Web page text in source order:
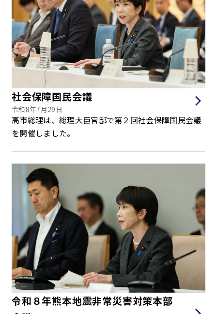
社会保障国民会議
令和8年7月29日
高市総理は、総理大臣官邸で第２回社会保障国民会議
を開催しました。
令和８年熊本地震非常災害対策本部